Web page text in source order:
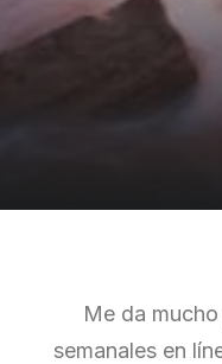
Me da
semanales en